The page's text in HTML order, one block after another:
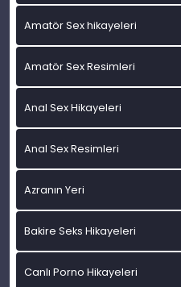
Amatör Sex hikayeleri
Amatör Sex Resimleri
Anal Sex Hikayeleri
Anal Sex Resimleri
Azranın Yeri
Bakire Seks Hikayeleri
Canlı Porno Hikayeleri